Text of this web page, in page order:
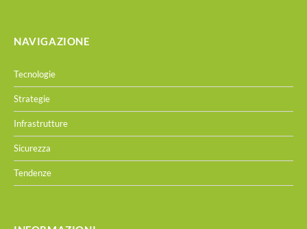
NAVIGAZIONE
Tecnologie
Strategie
Infrastrutture
Sicurezza
Tendenze